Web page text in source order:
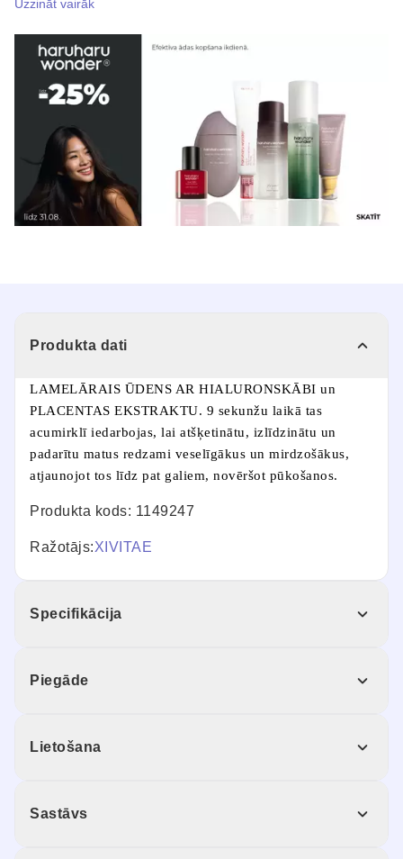
Uzzināt vairāk
Produkta dati
LAMELĀRAIS ŪDENS AR HIALURONSKĀBI un
PLACENTAS EKSTRAKTU. 9 sekunžu laikā tas
acumirklī iedarbojas, lai atšķetinātu, izlīdzinātu un
padarītu matus redzami veselīgākus un mirdzošākus,
atjaunojot tos līdz pat galiem, novēršot pūkošanos.
Produkta kods: 1149247
Ražotājs:XIVITAE
Specifikācija
Piegāde
Lietošana
Sastāvs